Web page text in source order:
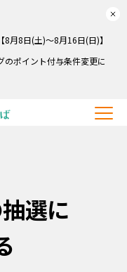
月8日(土)～8月16日(日)】
のポイント付与条件変更に
選に